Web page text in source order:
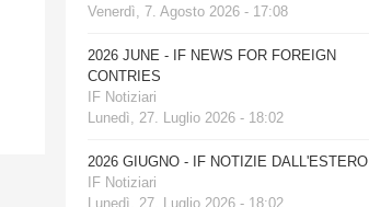
Venerdì, 7. Agosto 2026 - 17:08
2026 JUNE - IF NEWS FOR FOREIGN
CONTRIES
IF Notiziari
Lunedì, 27. Luglio 2026 - 18:02
2026 GIUGNO - IF NOTIZIE DALL'ESTERO
IF Notiziari
Lunedì, 27. Luglio 2026 - 18:02